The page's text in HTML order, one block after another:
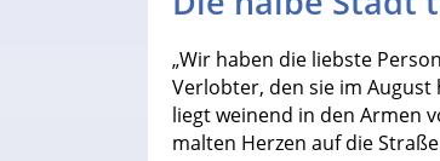
„Wir haben die liebste
Verlobter, den sie im
liegt weinend in den Armen
malten Herzen auf die